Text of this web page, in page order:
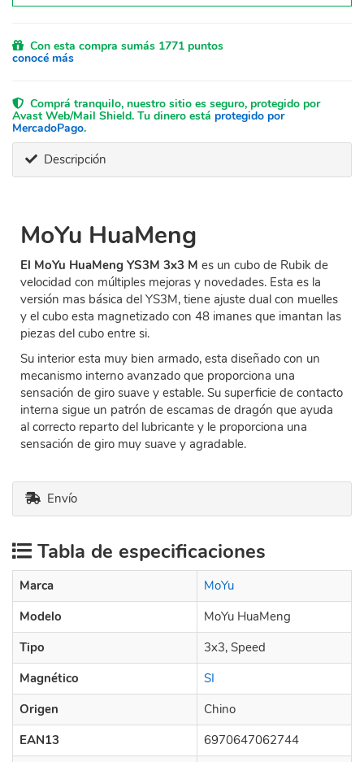
Con esta compra sumás 1771 puntos
conocé más
Comprá tranquilo, nuestro sitio es seguro, protegido por
Avast Web/Mail Shield. Tu dinero está protegido por
MercadoPago.
Descripción
MoYu HuaMeng
El MoYu HuaMeng YS3M 3x3 M es un cubo de Rubik de
velocidad con múltiples mejoras y novedades. Esta es la
versión mas básica del YS3M, tiene ajuste dual con muelles
y el cubo esta magnetizado con 48 imanes que imantan las
piezas del cubo entre si.
Su interior esta muy bien armado, esta diseñado con un
mecanismo interno avanzado que proporciona una
sensación de giro suave y estable. Su superficie de contacto
interna sigue un patrón de escamas de dragón que ayuda
al correcto reparto del lubricante y le proporciona una
sensación de giro muy suave y agradable.
Envío
Tabla de especificaciones
Marca
MoYu
Modelo
MoYu HuaMeng
Tipo
3x3, Speed
Magnético
SI
Origen
Chino
EAN13
6970647062744